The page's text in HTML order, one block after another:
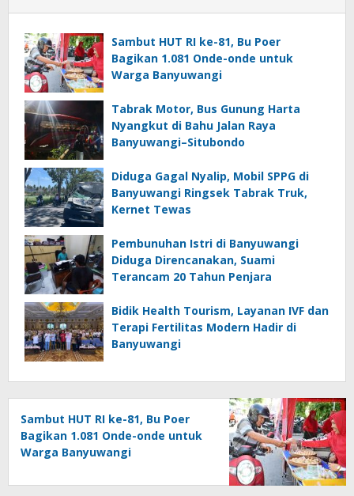
Sambut HUT RI ke-81, Bu Poer
Bagikan 1.081 Onde-onde untuk
Warga Banyuwangi
Tabrak Motor, Bus Gunung Harta
Nyangkut di Bahu Jalan Raya
Banyuwangi–Situbondo
Diduga Gagal Nyalip, Mobil SPPG di
Banyuwangi Ringsek Tabrak Truk,
Kernet Tewas
Pembunuhan Istri di Banyuwangi
Diduga Direncanakan, Suami
Terancam 20 Tahun Penjara
Bidik Health Tourism, Layanan IVF dan
Terapi Fertilitas Modern Hadir di
Banyuwangi
Sambut HUT RI ke-81, Bu Poer
Bagikan 1.081 Onde-onde untuk
Warga Banyuwangi